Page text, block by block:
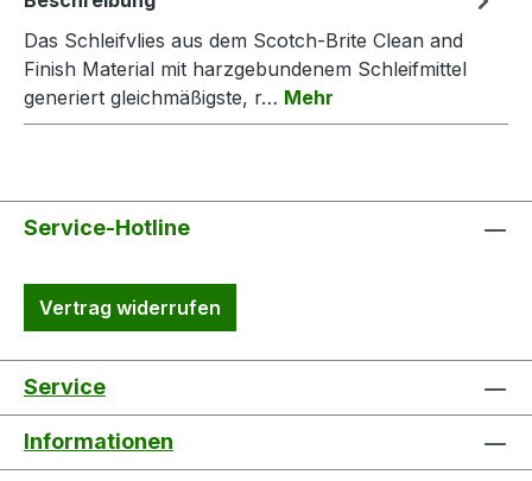
Das Schleifvlies aus dem Scotch-Brite Clean and
Finish Material mit harzgebundenem Schleifmittel
generiert gleichmäßigste, r… Mehr
Service-Hotline
Vertrag widerrufen
Service
Informationen